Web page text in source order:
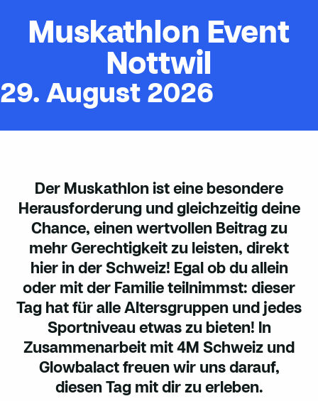
Muskathlon Event
Nottwil
29. August 2026
Der Muskathlon ist eine besondere
Herausforderung und gleichzeitig deine
Chance, einen wertvollen Beitrag zu
mehr Gerechtigkeit zu leisten, direkt
hier in der Schweiz! Egal ob du allein
oder mit der Familie teilnimmst: dieser
Tag hat für alle Altersgruppen und jedes
Sportniveau etwas zu bieten! In
Zusammenarbeit mit 4M Schweiz und
Glowbalact freuen wir uns darauf,
diesen Tag mit dir zu erleben.